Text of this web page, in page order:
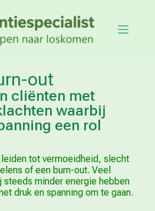
out
cliënten met
waarbij
een rol
tot vermoeidheid, slecht
of een burn-out. Veel
steeds minder energie hebben
druk en spanning om te gaan.